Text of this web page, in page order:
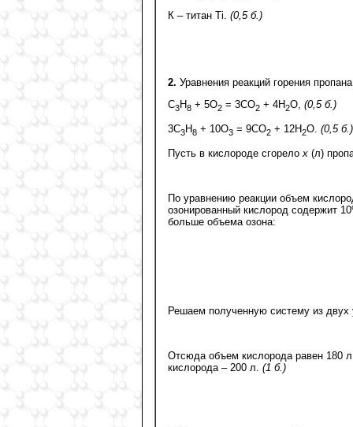
К – титан Ti. (0,5 б.)
2. Уравнения реакций горения
C3H8 + 5O2 = 3CO2 + 4H2O, (0,5 б.)
3C3H8 + 10O3 = 9CO2 + 12H2O. (0,5 б.)
Пусть в кислороде сгорелоx (л)
По уравнению реакции объем
озонированный кислород содержит
больше объема озона:
Решаем полученную систему из двух
Отсюда объем кислорода равен 180
кислорода – 200 л. (1 б.)